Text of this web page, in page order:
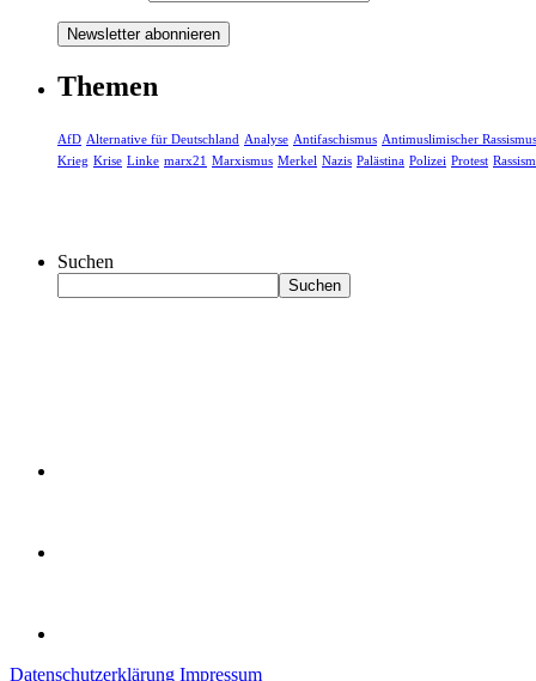
Themen
AfD Alternative für Deutschland Analyse Antifaschismus Antimuslimischer Rassismus
Krieg Krise Linke marx21 Marxismus Merkel Nazis Palästina Polizei Protest
Suchen
Suchen
Datenschutzerklärung Impressum